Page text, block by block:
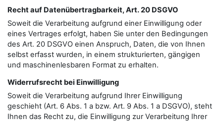
Recht auf Datenübertragbarkeit, Art. 20 DSGVO
Soweit die Verarbeitung aufgrund einer Einwilligung oder
eines Vertrages erfolgt, haben Sie unter den Bedingungen
des Art. 20 DSGVO einen Anspruch, Daten, die von Ihnen
selbst erfasst wurden, in einem strukturierten, gängigen
und maschinenlesbaren Format zu erhalten.
Widerrufsrecht bei Einwilligung
Soweit die Verarbeitung aufgrund Ihrer Einwilligung
geschieht (Art. 6 Abs. 1 a bzw. Art. 9 Abs. 1 a DSGVO), steht
Ihnen das Recht zu, die Einwilligung zur Verarbeitung Ihrer